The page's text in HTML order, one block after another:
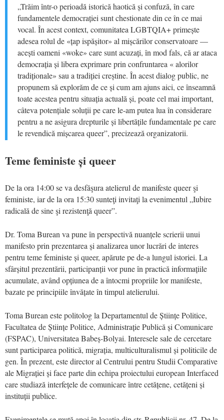
„Trăim într-o perioadă istorică haotică și confuză, în care
fundamentele democrației sunt chestionate din ce în ce mai
vocal. În acest context, comunitatea LGBTQIA+ primește
adesea rolul de «țap ispășitor» al mișcărilor conservatoare —
acești oameni «woke» care sunt acuzați, în mod fals, că ar ataca
democrația și libera exprimare prin confruntarea « alorilor
tradiționale» sau a tradiției creștine. În acest dialog public, ne
propunem să explorăm de ce și cum am ajuns aici, ce înseamnă
toate acestea pentru situația actuală și, poate cel mai important,
câteva potențiale soluții pe care le-am putea lua în considerare
pentru a ne asigura drepturile și libertățile fundamentale pe care
le revendică mișcarea queer”, precizează organizatorii.
Teme feministe și queer
De la ora 14:00 se va desfăşura atelierul de manifeste queer şi
feministe, iar de la ora 15:30 sunteţi invitaţi la evenimentul „Iubire
radicală de sine şi rezistenţă queer”.
Dr. Toma Burean va pune în perspectivă nuanțele scrierii unui
manifesto prin prezentarea și analizarea unor lucrări de interes
pentru teme feministe și queer, apărute pe de-a lungul istoriei. La
sfârșitul prezentării, participanții vor pune în practică informațiile
acumulate, având opțiunea de a întocmi propriile lor manifeste,
bazate pe principiile învățate în timpul atelierului.
Toma Burean este politolog la Departamentul de Științe Politice,
Facultatea de Științe Politice, Administrație Publică și Comunicare
(FSPAC), Universitatea Babeș-Bolyai. Interesele sale de cercetare
sunt participarea politică, migrația, multiculturalismul și politicile de
gen. În prezent, este director al Centrului pentru Studii Comparative
ale Migrației și face parte din echipa proiectului european Interfaced
care studiază interfețele de comunicare între cetățene, cetățeni și
instituții publice.